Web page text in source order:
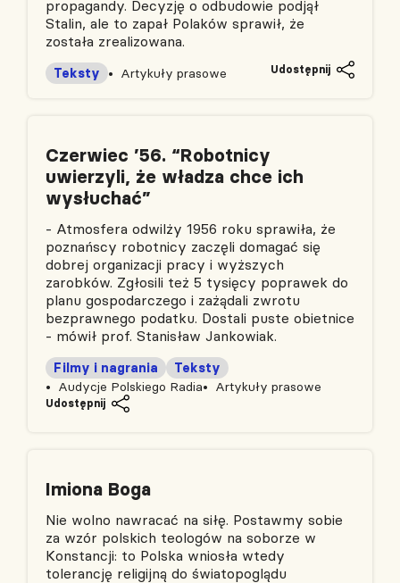
propagandy. Decyzję o odbudowie podjął
Stalin, ale to zapał Polaków sprawił, że
została zrealizowana.
Teksty Artykuły prasowe Udostępnij
Czerwiec ’56. “Robotnicy
uwierzyli, że władza chce ich
wysłuchać”
- Atmosfera odwilży 1956 roku sprawiła, że
poznańscy robotnicy zaczęli domagać się
dobrej organizacji pracy i wyższych
zarobków. Zgłosili też 5 tysięcy poprawek do
planu gospodarczego i zażądali zwrotu
bezprawnego podatku. Dostali puste obietnice
- mówił prof. Stanisław Jankowiak.
Audycje Polskiego Radia
Filmy i nagrania
Teksty
Artykuły prasowe
Udostępnij
Imiona Boga
Nie wolno nawracać na siłę. Postawmy sobie
za wzór polskich teologów na soborze w
Konstancji: to Polska wniosła wtedy
tolerancję religijną do światopoglądu